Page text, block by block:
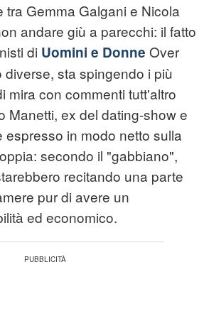
tra Gemma Galgani e Nicola
andare giù a parecchi: il fatto
di Uomini e Donne Over
sta spingendo i più
mira con commenti tutt'altro
Manetti, ex del dating-show e
espresso in modo netto sulla
secondo il "gabbiano",
recitando una parte
pur di avere un
ed economico.